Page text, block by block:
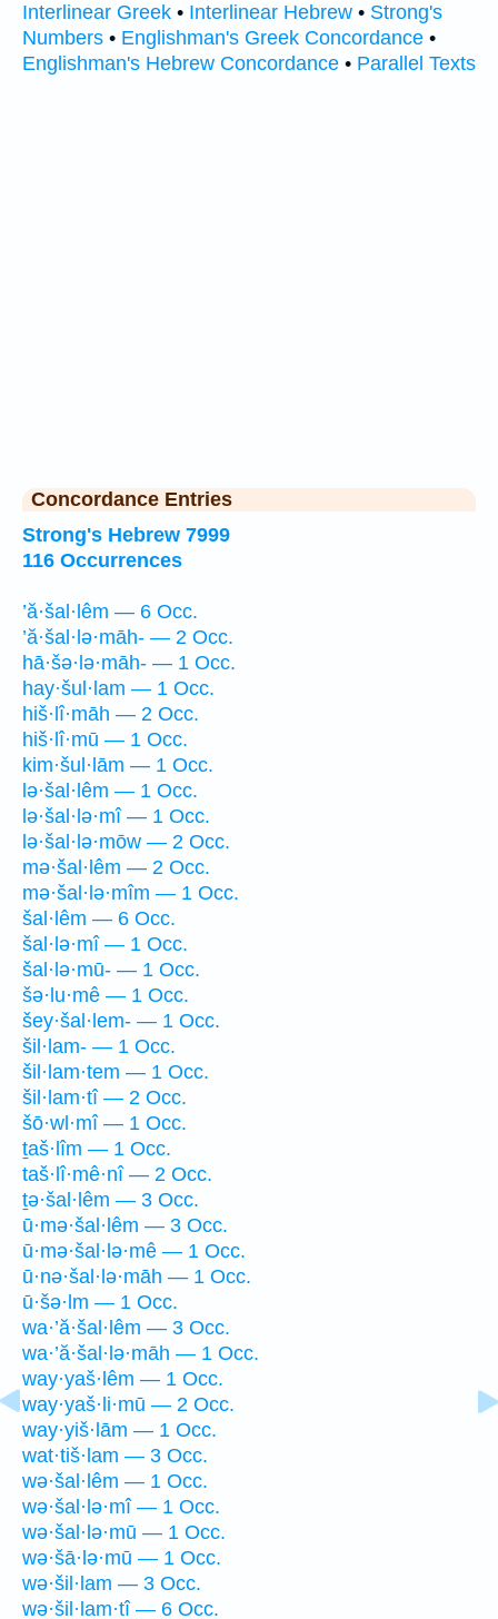
Interlinear Greek • Interlinear Hebrew • Strong's
Numbers • Englishman's Greek Concordance •
Englishman's Hebrew Concordance • Parallel Texts
Concordance Entries
Strong's Hebrew 7999
116 Occurrences
’ă·šal·lêm — 6 Occ.
’ă·šal·lə·māh- — 2 Occ.
hā·šə·lə·māh- — 1 Occ.
hay·šul·lam — 1 Occ.
hiš·lî·māh — 2 Occ.
hiš·lî·mū — 1 Occ.
kim·šul·lām — 1 Occ.
lə·šal·lêm — 1 Occ.
lə·šal·lə·mî — 1 Occ.
lə·šal·lə·mōw — 2 Occ.
mə·šal·lêm — 2 Occ.
mə·šal·lə·mîm — 1 Occ.
šal·lêm — 6 Occ.
šal·lə·mî — 1 Occ.
šal·lə·mū- — 1 Occ.
šə·lu·mê — 1 Occ.
šey·šal·lem- — 1 Occ.
šil·lam- — 1 Occ.
šil·lam·tem — 1 Occ.
šil·lam·tî — 2 Occ.
šō·wl·mî — 1 Occ.
ṯaš·lîm — 1 Occ.
taš·lî·mê·nî — 2 Occ.
ṯə·šal·lêm — 3 Occ.
ū·mə·šal·lêm — 3 Occ.
ū·mə·šal·lə·mê — 1 Occ.
ū·nə·šal·lə·māh — 1 Occ.
ū·šə·lm — 1 Occ.
wa·’ă·šal·lêm — 3 Occ.
wa·’ă·šal·lə·māh — 1 Occ.
way·yaš·lêm — 1 Occ.
way·yaš·li·mū — 2 Occ.
way·yiš·lām — 1 Occ.
wat·tiš·lam — 3 Occ.
wə·šal·lêm — 1 Occ.
wə·šal·lə·mî — 1 Occ.
wə·šal·lə·mū — 1 Occ.
wə·šā·lə·mū — 1 Occ.
wə·šil·lam — 3 Occ.
wə·šil·lam·tî — 6 Occ.